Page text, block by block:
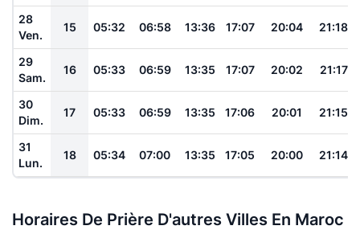
28
Ven.
15 05:32 06:58 13:36 17:07 20:04 21:18
29
Sam.
16 05:33 06:59 13:35 17:07 20:02 21:17
30
Dim.
17 05:33 06:59 13:35 17:06 20:01 21:15
31
Lun.
18 05:34 07:00 13:35 17:05 20:00 21:14
Horaires De Prière D'autres Villes En Maroc